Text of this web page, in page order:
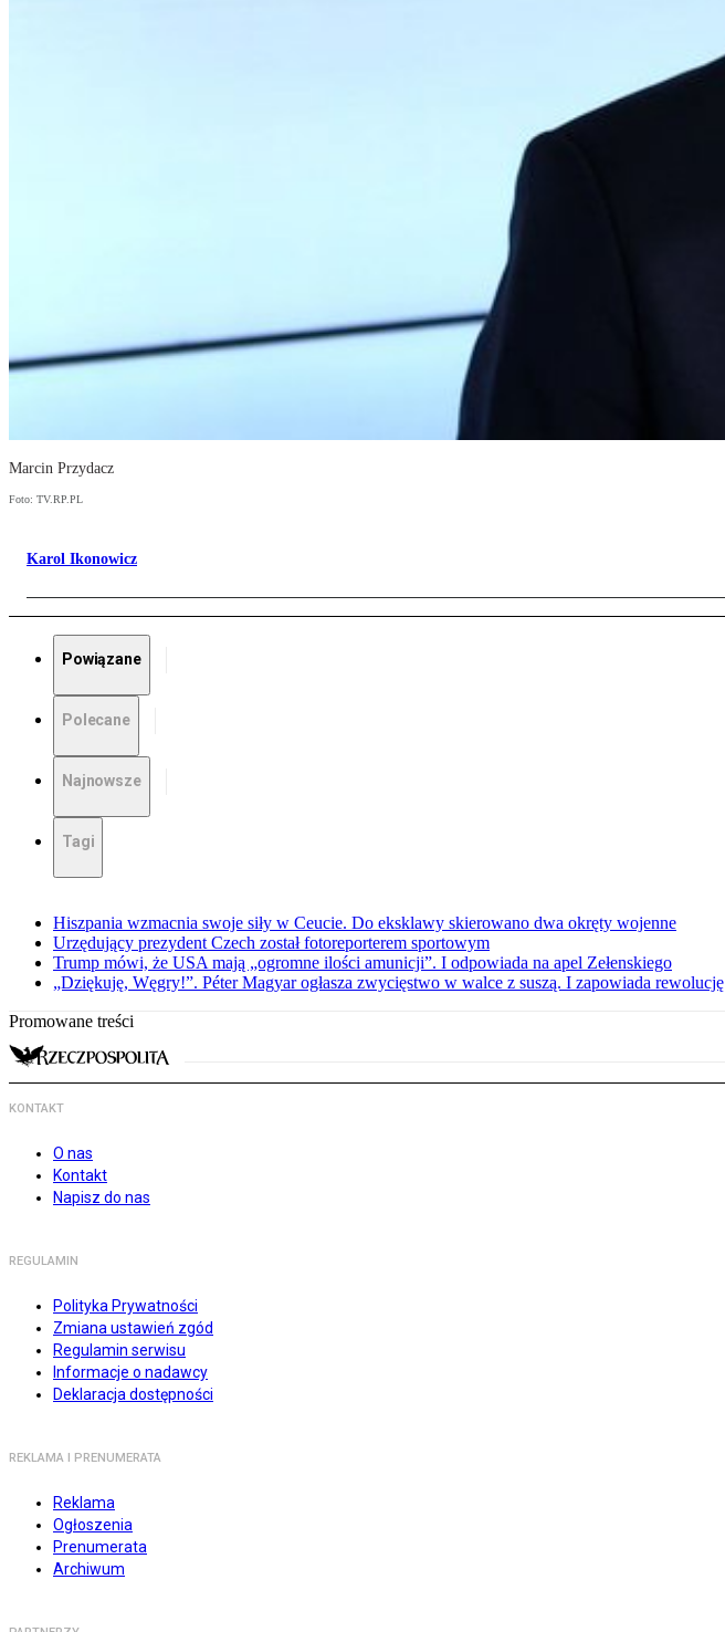
Marcin Przydacz
Foto: TV.RP.PL
Karol Ikonowicz
Powiązane
Polecane
Najnowsze
Tagi
Hiszpania wzmacnia swoje siły w Ceucie. Do eksklawy skierowano dwa okręty wojenne
Urzędujący prezydent Czech został fotoreporterem sportowym
Trump mówi, że USA mają „ogromne ilości amunicji”. I odpowiada na apel Zełenskiego
„Dziękuję, Węgry!”. Péter Magyar ogłasza zwycięstwo w walce z suszą. I zapowiada rewolucję
Promowane treści
KONTAKT
O nas
Kontakt
Napisz do nas
REGULAMIN
Polityka Prywatności
Zmiana ustawień zgód
Regulamin serwisu
Informacje o nadawcy
Deklaracja dostępności
REKLAMA I PRENUMERATA
Reklama
Ogłoszenia
Prenumerata
Archiwum